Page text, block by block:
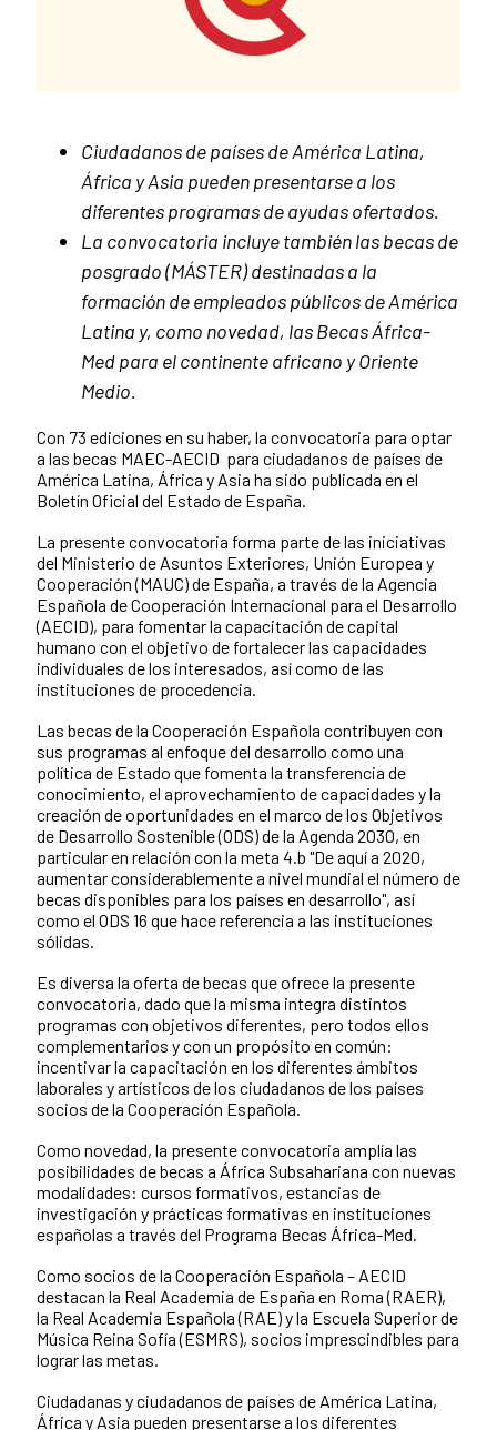
News content
Ciudadanos de países de América Latina,
África y Asia pueden presentarse a los
diferentes programas de ayudas ofertados.
La convocatoria incluye también las becas de
posgrado (MÁSTER) destinadas a la
formación de empleados públicos de América
Latina y, como novedad, las Becas África-
Med para el continente africano y Oriente
Medio.
Con 73 ediciones en su haber, la convocatoria para optar
a las becas MAEC-AECID para ciudadanos de países de
América Latina, África y Asia ha sido publicada en el
Boletín Oficial del Estado de España.
La presente convocatoria forma parte de las iniciativas
del Ministerio de Asuntos Exteriores, Unión Europea y
Cooperación (MAUC) de España, a través de la Agencia
Española de Cooperación Internacional para el Desarrollo
(AECID), para fomentar la capacitación de capital
humano con el objetivo de fortalecer las capacidades
individuales de los interesados, así como de las
instituciones de procedencia.
Las becas de la Cooperación Española contribuyen con
sus programas al enfoque del desarrollo como una
política de Estado que fomenta la transferencia de
conocimiento, el aprovechamiento de capacidades y la
creación de oportunidades en el marco de los Objetivos
de Desarrollo Sostenible (ODS) de la Agenda 2030, en
particular en relación con la meta 4.b "De aquí a 2020,
aumentar considerablemente a nivel mundial el número de
becas disponibles para los países en desarrollo", así
como el ODS 16 que hace referencia a las instituciones
sólidas.
Es diversa la oferta de becas que ofrece la presente
convocatoria, dado que la misma integra distintos
programas con objetivos diferentes, pero todos ellos
complementarios y con un propósito en común:
incentivar la capacitación en los diferentes ámbitos
laborales y artísticos de los ciudadanos de los países
socios de la Cooperación Española.
Como novedad, la presente convocatoria amplía las
posibilidades de becas a África Subsahariana con nuevas
modalidades: cursos formativos, estancias de
investigación y prácticas formativas en instituciones
españolas a través del Programa Becas África-Med.
Como socios de la Cooperación Española – AECID
destacan la Real Academia de España en Roma (RAER),
la Real Academia Española (RAE) y la Escuela Superior de
Música Reina Sofía (ESMRS), socios imprescindibles para
lograr las metas.
Ciudadanas y ciudadanos de países de América Latina,
África y Asia pueden presentarse a los diferentes